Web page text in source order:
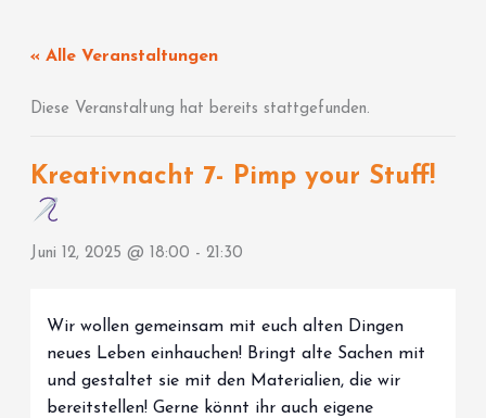
springen« Alle Veranstaltungen
Diese Veranstaltung hat bereits stattgefunden.
Kreativnacht 7- Pimp your Stuff!
Juni 12, 2025 @ 18:00 -21:30
Wir wollen gemeinsam mit euch alten Dingen
neues Leben einhauchen! Bringt alte Sachen mit
und gestaltet sie mit den Materialien, die wir
bereitstellen! Gerne könnt ihr auch eigene